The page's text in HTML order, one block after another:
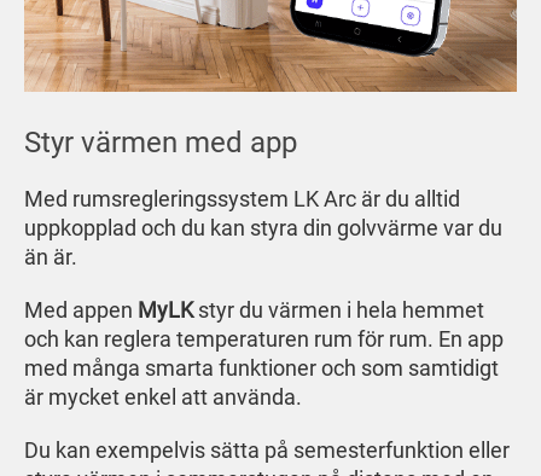
Styr värmen med app
Med rumsregleringssystem LK Arc är du alltid
uppkopplad och du kan styra din golvvärme var du
än är.
Med appen MyLKstyr du värmen i hela hemmet
och kan reglera temperaturen rum för rum. En app
med många smarta funktioner och som samtidigt
är mycket enkel att använda.
Du kan exempelvis sätta på semesterfunktion eller